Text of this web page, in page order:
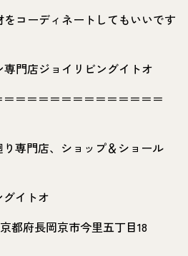
コーディネートしてもいいです
門店ジョイリビングイトオ
＝＝＝＝＝＝＝＝＝＝＝＝＝
専門店、ショップ＆ショール
イトオ
都府長岡京市今里五丁目18